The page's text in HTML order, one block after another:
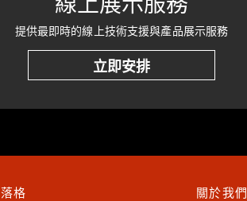
提供最即時的線上技術支援與產品展示服務
立即安排
格 關於我們